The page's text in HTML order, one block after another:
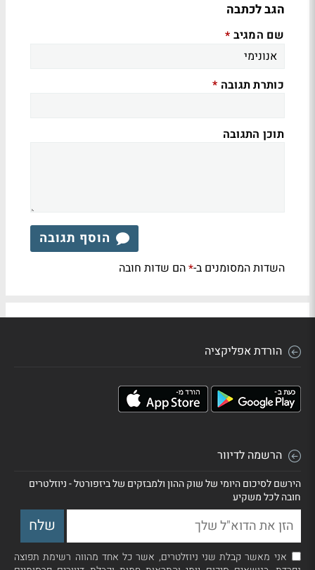
הגב לכתבה
שם המגיב *
כותרת תגובה *
תוכן התגובה
הוסף תגובה
השדות המסומנים ב-*הם שדות חובה
הורדת אפליקציה
הרשמה לדיוור
הירשם לסיכום היומי של שוק ההון ולמבזקים של ביזפורטל - ניוזלטרים
חובה לכל משקיע
אני מאשר קבלת שני ניוזלטרים, אשר כל אחד מהווה רשימת תפוצה